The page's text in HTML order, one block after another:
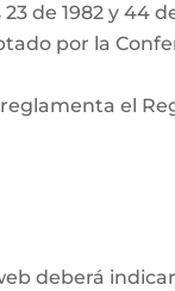
de 1982 y 44
por la
el
deberá